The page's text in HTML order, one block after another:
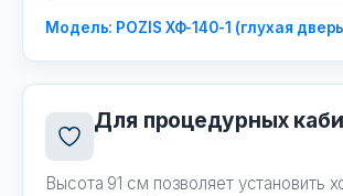
Модель: POZIS ХФ-140-1 (глухая
Для процедурных
Высота 91 см позволяет установить